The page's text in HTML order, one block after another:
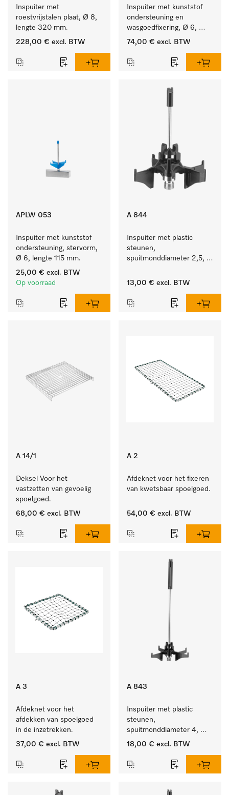
Inspuiter met
roestvrijstalen plaat, Ø 8,
lengte 320 mm.
228,00 € excl. BTW
Inspuiter met kunststof
ondersteuning en
wasgoedfixering, Ø 6,
lengte 135 mm.
74,00 € excl. BTW
APLW 053
Inspuiter met kunststof
ondersteuning, stervorm,
Ø 6, lengte 115 mm.
25,00 € excl. BTW
Op voorraad
A 844
Inspuiter met plastic
steunen,
spuitmonddiameter 2,5,
13,00 € excl. BTW
A 14/1
Deksel Voor het
vastzetten van gevoelig
spoelgoed.
68,00 € excl. BTW
A 2
Afdeknet voor het fixeren
van kwetsbaar spoelgoed.
54,00 € excl. BTW
A 3
Afdeknet voor het
afdekken van spoelgoed
in de inzetrekken.
37,00 € excl. BTW
A 843
Inspuiter met plastic
steunen,
spuitmonddiameter 4,
lengte 185 mm, 1 stuk
18,00 € excl. BTW